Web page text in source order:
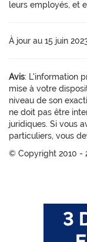
leurs employés, et
À jour au 15 juin
Avis: L'information
mise à votre
niveau de son
ne doit pas être
juridiques. Si vous
particuliers, vous
© Copyright 2010 -